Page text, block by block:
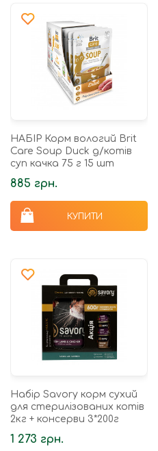
НАБІР Корм вологий Brit
Care Soup Duck д/котів
суп качка 75 г 15 шт
885 грн.
КУПИТИ
Набір Savory корм сухий
для стерилізованих котів
2кг + консерви 3*200г
1 273 грн.